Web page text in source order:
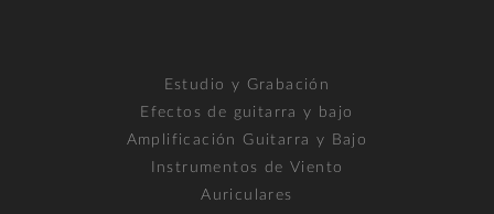
Estudio y Grabación
Efectos de guitarra y bajo
Amplificación Guitarra y Bajo
Instrumentos de Viento
Auriculares